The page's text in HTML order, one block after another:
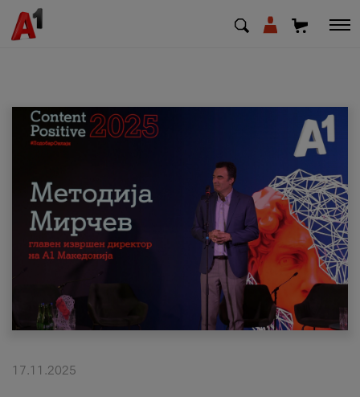
МК EN
Приватни Деловни
Поддршка
Надополни кредит
17.11.2025